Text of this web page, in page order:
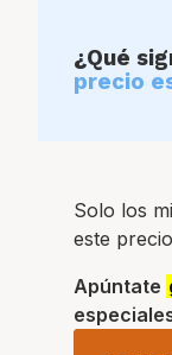
¿Qué
precio
Solo los
este
Apúntate